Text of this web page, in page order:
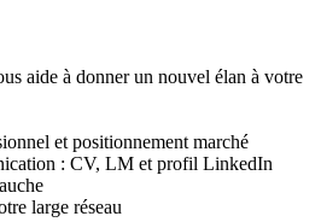
aide à donner un nouvel élan à votre
et positionnement marché
: CV, LM et profil LinkedIn
large réseau